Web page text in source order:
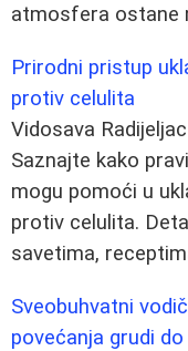
atmosfera ostane
Prirodni pristup
protiv celulita
Vidosava Radijeljac
Saznajte kako
mogu pomoći u
protiv celulita.
savetima,
Sveobuhvatni
povećanja grudi